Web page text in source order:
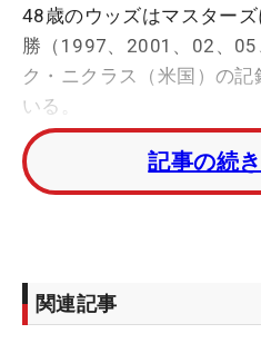
48歳のウッズはマスター
勝（1997、2001、02、05
ク・ニクラス（米国）の
いる。
昨年大会では、ゲーリー・
カ）、フレッド・カプル
手術を受けた。
記事の続
関連記事